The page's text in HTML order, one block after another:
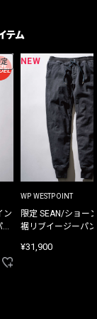
テム
ン
NEW
WP WESTPOINT
限定 SEAN/ショー
裾リブイージーパ
¥31,900